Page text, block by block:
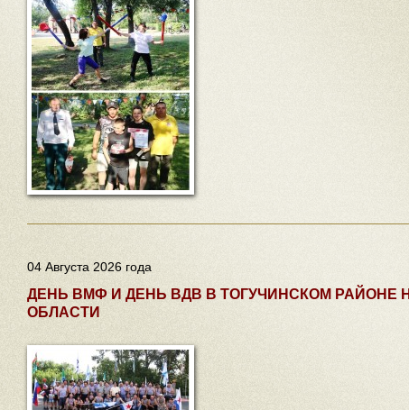
04 Августа 2026 года
ДЕНЬ ВМФ И ДЕНЬ ВДВ В ТОГУЧИНСКОМ РАЙОНЕ
ОБЛАСТИ